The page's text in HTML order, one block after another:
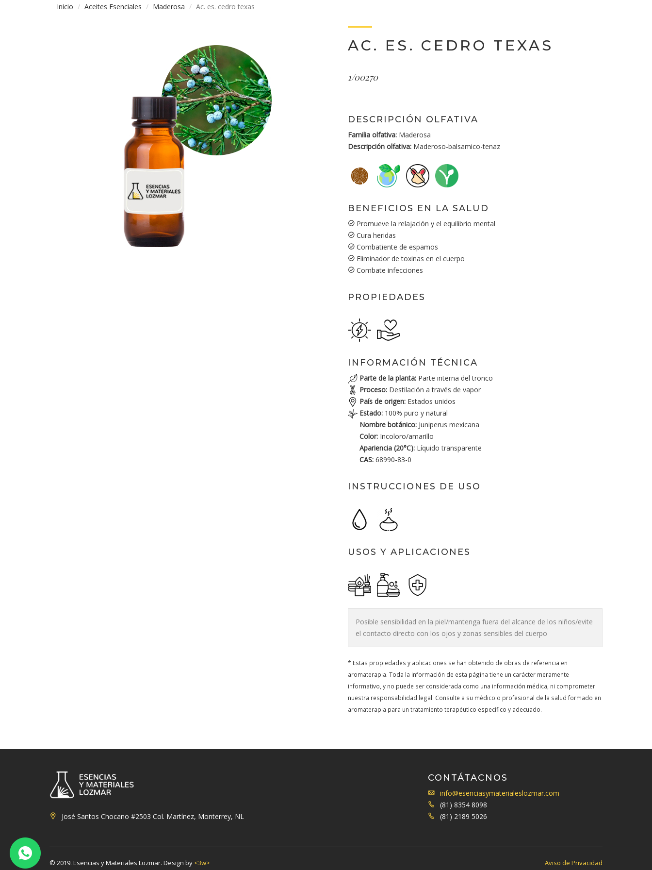
Inicio Aceites Esenciales Maderosa Ac. es. cedro texas
AC. ES. CEDRO TEXAS
1/00270
DESCRIPCIÓN OLFATIVA
Familia olfativa: Maderosa
Descripción olfativa: Maderoso-balsamico-tenaz
BENEFICIOS EN LA SALUD
Promueve la relajación y el equilibrio mental
Cura heridas
Combatiente de espamos
Eliminador de toxinas en el cuerpo
Combate infecciones
PROPIEDADES
INFORMACIÓN TÉCNICA
Parte de la planta: Parte interna del tronco
Proceso: Destilación a través de vapor
País de origen: Estados unidos
Estado: 100% puro y natural
Nombre botánico: Juniperus mexicana
Color: Incoloro/amarillo
Apariencia (20°C): Líquido transparente
CAS: 68990-83-0
INSTRUCCIONES DE USO
USOS Y APLICACIONES
Posible sensibilidad en la piel/mantenga fuera del alcance de los niños/evite
el contacto directo con los ojos y zonas sensibles del cuerpo
* Estas propiedades y aplicaciones se han obtenido de obras de referencia en
aromaterapia. Toda la información de esta página tiene un carácter meramente
informativo, y no puede ser considerada como una información médica, ni comprometer
nuestra responsabilidad legal. Consulte a su médico o profesional de la salud formado en
aromaterapia para un tratamiento terapéutico específico y adecuado.
José Santos Chocano #2503 Col. Martínez, Monterrey, NL
CONTÁTACNOS
info@esenciasymaterialeslozmar.com
(81) 8354 8098
(81) 2189 5026
© 2019. Esencias y Materiales Lozmar. Design by <3w> Aviso de Privacidad